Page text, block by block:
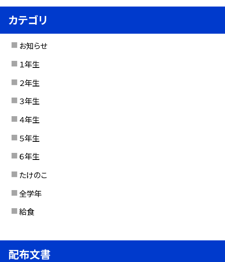
カテゴリ
お知らせ
１年生
２年生
３年生
４年生
５年生
６年生
たけのこ
全学年
給食
配布文書